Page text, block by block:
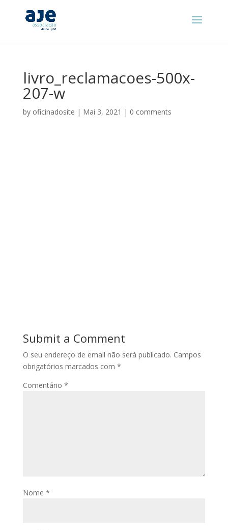
livro_reclamacoes-500x-
207-w
by oficinadosite | Mai 3, 2021 | 0 comments
Submit a Comment
O seu endereço de email não será publicado. Campos
obrigatórios marcados com *
Comentário *
Nome *